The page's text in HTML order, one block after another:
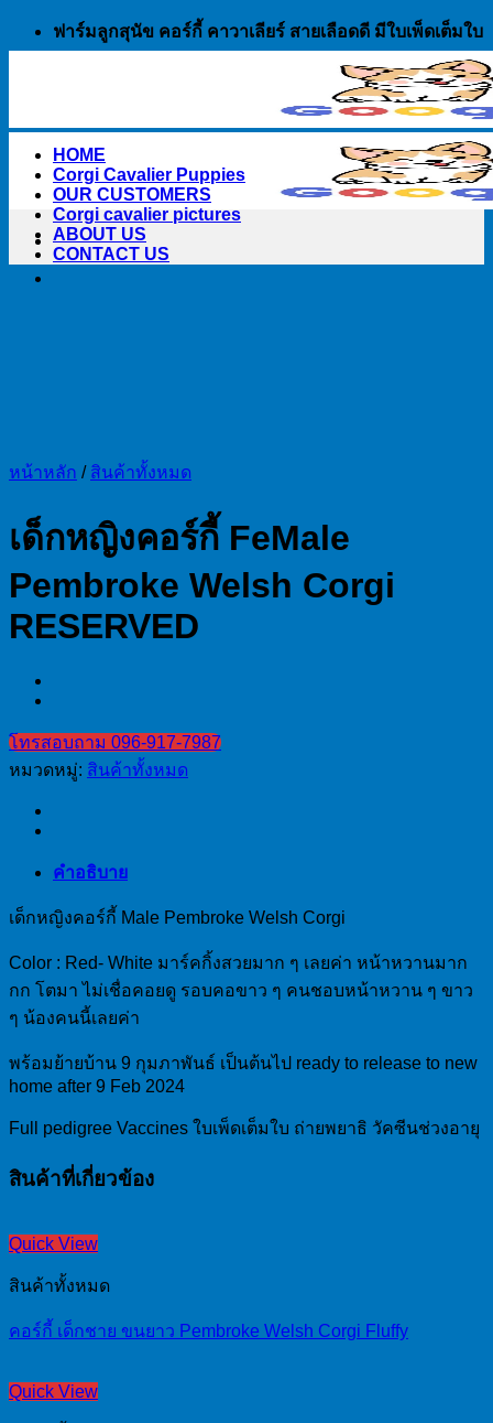
Skip
ฟาร์มลูกสุนัข คอร์กี้ คาวาเลียร์ สายเลือดดี มีใบเพ็ดเต็มใบ
HOME
Corgi Cavalier Puppies
OUR CUSTOMERS
Corgi cavalier pictures
ABOUT US
CONTACT US
หน้าหลัก / สินค้าทั้งหมด
เด็กหญิงคอร์กี้ FeMale
Pembroke Welsh Corgi
RESERVED
โทรสอบถาม 096-917-7987
หมวดหมู่: สินค้าทั้งหมด
คำอธิบาย
เด็กหญิงคอร์กี้ Male Pembroke Welsh Corgi
Color : Red- White มาร์คกิ้งสวยมาก ๆ เลยค่า หน้าหวานมาก
กก โตมา ไม่เชื่อคอยดู รอบคอขาว ๆ คนชอบหน้าหวาน ๆ ขาว
ๆ น้องคนนี้เลยค่า
พร้อมย้ายบ้าน 9 กุมภาพันธ์ เป็นต้นไป ready to release to new
home after 9 Feb 2024
Full pedigree Vaccines ใบเพ็ดเต็มใบ ถ่ายพยาธิ วัคซีนช่วงอายุ
สินค้าที่เกี่ยวข้อง
Quick View
สินค้าทั้งหมด
คอร์กี้ เด็กชาย ขนยาว Pembroke Welsh Corgi Fluffy
Quick View